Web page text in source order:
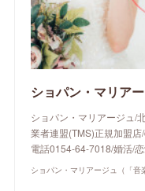
ショパン・マリアージュ/
業者連盟(TMS)正規加盟
電話0154-64-7018/婚活/